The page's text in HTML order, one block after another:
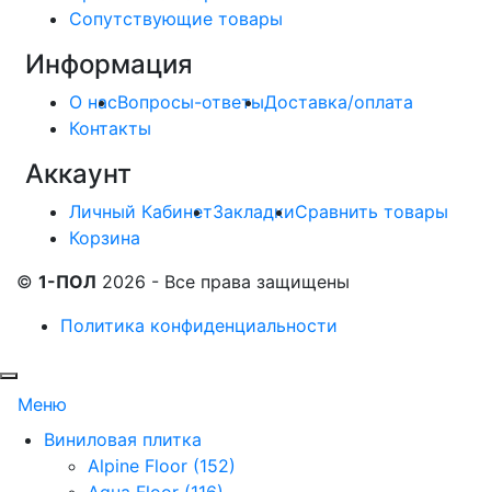
Сопутствующие товары
Информация
О насВопросы-ответыДоставка/оплата
Контакты
Аккаунт
Личный КабинетЗакладкиСравнить товары
Корзина
© 1-ПОЛ 2026 - Все права защищены
Политика конфиденциальности
Меню
Виниловая плитка
Alpine Floor (152)